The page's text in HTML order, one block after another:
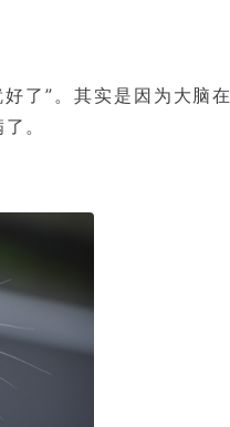
了”。其实是因为大脑在
。